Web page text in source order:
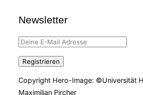
Newsletter
Copyright Hero-Image: ©Universität
Maximilian Pircher